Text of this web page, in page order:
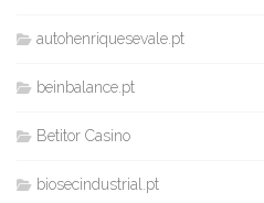
autohenriquesevale.pt
beinbalance.pt
Betitor Casino
biosecindustrial.pt